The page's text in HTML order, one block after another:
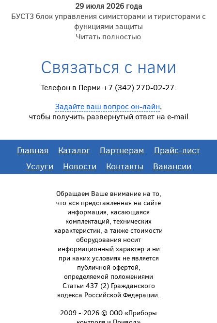
29 июля 2026 года
БУСТ3 блок управления симисторами и тиристорами с
функциями защиты
Читать полностью
Связаться с нами
Телефон в Перми +7 (342) 270-02-27.
Задайте ваш вопрос он-лайн,
чтобы получить развернутый ответ на e-mail
Главная Каталог Партнерам
Прайс-лист
Услуги
Новости Контакты Вакансии
Обращаем Ваше внимание на то,
что вся представленная на сайте
информация, касающаяся
комплектаций, технических
характеристик, а также стоимости
оборудования носит
информационный характер и ни
при каких условиях не является
публичной офертой,
определяемой положениями
Статьи 437 (2) Гражданского
кодекса Российской Федерации.
2009 - 2026 © ООО «Приборы